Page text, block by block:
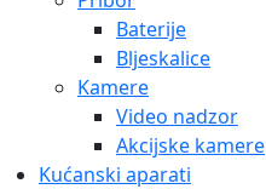
Baterije
Bljeskalice
Kamere
Video nadzor
Akcijske kamere
Kućanski aparati